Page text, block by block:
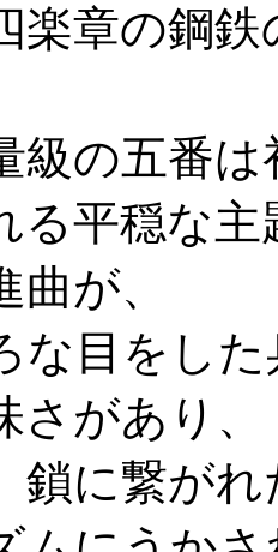
楽章の鋼
級の五番
る平穏な
が、
な目をし
さがあり、
鎖に繋が